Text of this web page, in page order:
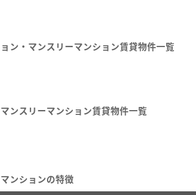
ン・マンスリーマンション賃貸物件一覧
ンスリーマンション賃貸物件一覧
ンションの特徴